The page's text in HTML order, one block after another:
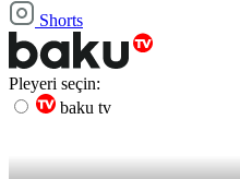
Shorts
Pleyeri seçin:
baku tv